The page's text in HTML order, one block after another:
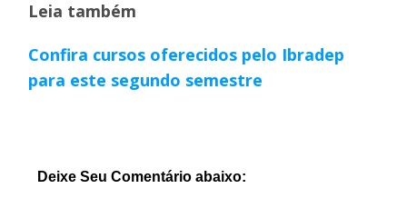
Leia também
Confira cursos oferecidos pelo Ibradep
para este segundo semestre
Deixe Seu Comentário abaixo: